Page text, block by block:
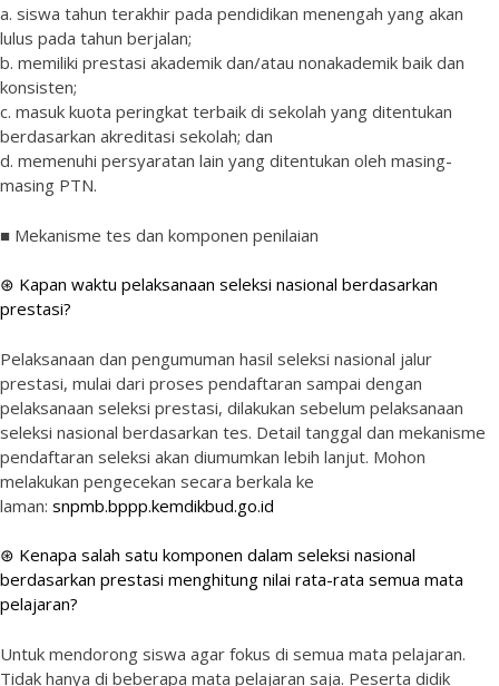
a. siswa tahun terakhir pada pendidikan menengah yang akan
lulus pada tahun berjalan;
b. memiliki prestasi akademik dan/atau nonakademik baik dan
konsisten;
c. masuk kuota peringkat terbaik di sekolah yang ditentukan
berdasarkan akreditasi sekolah; dan
d. memenuhi persyaratan lain yang ditentukan oleh masing-
masing PTN.
■ Mekanisme tes dan komponen penilaian
⊛ Kapan waktu pelaksanaan seleksi nasional berdasarkan
prestasi?
Pelaksanaan dan pengumuman hasil seleksi nasional jalur
prestasi, mulai dari proses pendaftaran sampai dengan
pelaksanaan seleksi prestasi, dilakukan sebelum pelaksanaan
seleksi nasional berdasarkan tes. Detail tanggal dan mekanisme
pendaftaran seleksi akan diumumkan lebih lanjut. Mohon
melakukan pengecekan secara berkala ke
laman: snpmb.bppp.kemdikbud.go.id
⊛ Kenapa salah satu komponen dalam seleksi nasional
berdasarkan prestasi menghitung nilai rata-rata semua mata
pelajaran?
Untuk mendorong siswa agar fokus di semua mata pelajaran.
Tidak hanya di beberapa mata pelajaran saja. Peserta didik